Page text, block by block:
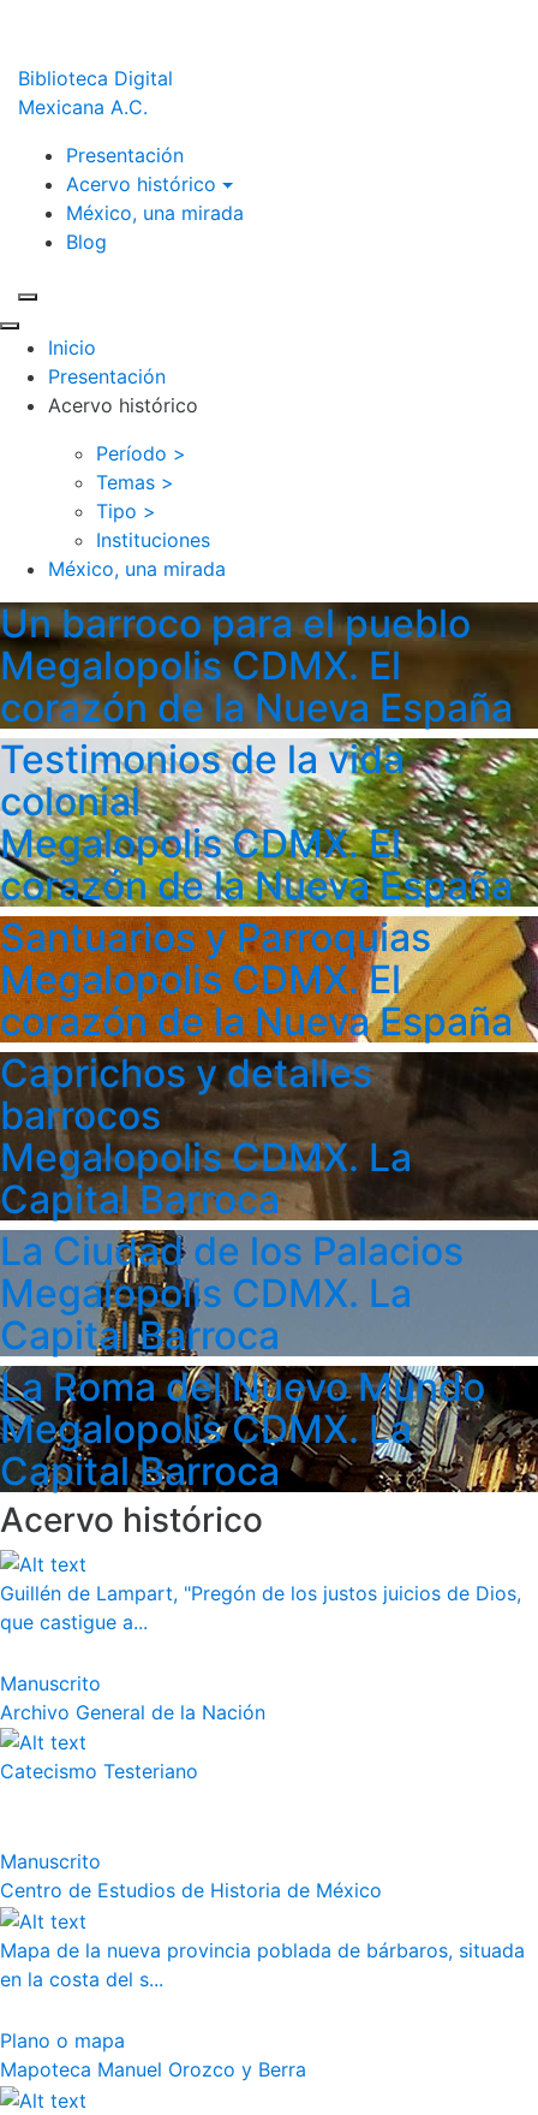
Biblioteca Digital
Mexicana A.C.
Presentación
Acervo histórico
México, una mirada
Blog
Inicio
Presentación
Acervo histórico
Período >
Temas >
Tipo >
Instituciones
México, una mirada
Un barroco para el pueblo
Megalopolis CDMX. El
corazón de la Nueva España
Testimonios de la vida
colonial
Megalopolis CDMX. El
corazón de la Nueva España
Santuarios y Parroquias
Megalopolis CDMX. El
corazón de la Nueva España
Caprichos y detalles
barrocos
Megalopolis CDMX. La
Capital Barroca
La Ciudad de los Palacios
Megalopolis CDMX. La
Capital Barroca
La Roma del Nuevo Mundo
Megalopolis CDMX. La
Capital Barroca
Acervo histórico
Guillén de Lampart, "Pregón de los justos juicios de Dios,
que castigue a...
Manuscrito
Archivo General de la Nación
Catecismo Testeriano
Manuscrito
Centro de Estudios de Historia de México
Mapa de la nueva provincia poblada de bárbaros, situada
en la costa del s...
Plano o mapa
Mapoteca Manuel Orozco y Berra